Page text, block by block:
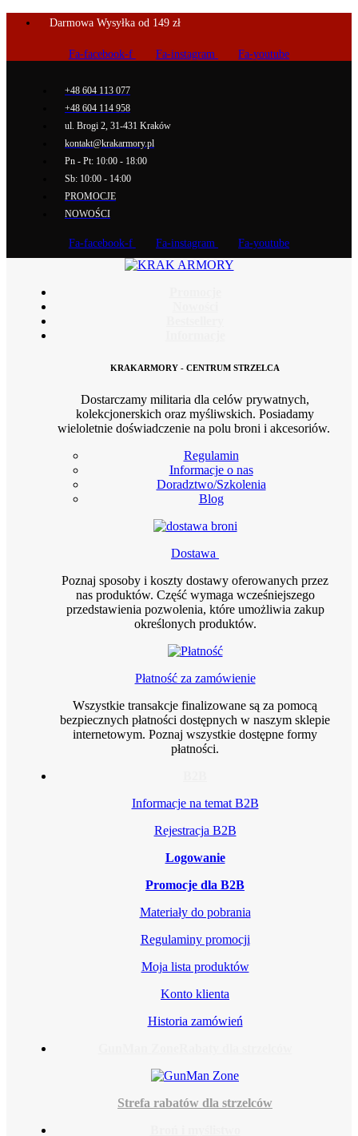
Darmowa Wysyłka od 149 zł
Fa-facebook-f Fa-instagram Fa-youtube
+48 604 113 077
+48 604 114 958
ul. Brogi 2, 31-431 Kraków
kontakt@krakarmory.pl
Pn - Pt: 10:00 - 18:00
Sb: 10:00 - 14:00
PROMOCJE
NOWOŚCI
Fa-facebook-f Fa-instagram Fa-youtube
KRAKARMORY - CENTRUM STRZELCA
Dostarczamy militaria dla celów prywatnych,
kolekcjonerskich oraz myśliwskich. Posiadamy
wieloletnie doświadczenie na polu broni i akcesoriów.
Regulamin
Informacje o nas
Doradztwo/Szkolenia
Blog
Dostawa
Poznaj sposoby i koszty dostawy oferowanych przez
nas produktów. Część wymaga wcześniejszego
przedstawienia pozwolenia, które umożliwia zakup
określonych produktów.
Płatność za zamówienie
Wszystkie transakcje finalizowane są za pomocą
bezpiecznych płatności dostępnych w naszym sklepie
internetowym. Poznaj wszystkie dostępne formy
płatności.
Informacje na temat B2B
Rejestracja B2B
Logowanie
Promocje dla B2B
Materiały do pobrania
Regulaminy promocji
Moja lista produktów
Konto klienta
Historia zamówień
Strefa rabatów dla strzelców